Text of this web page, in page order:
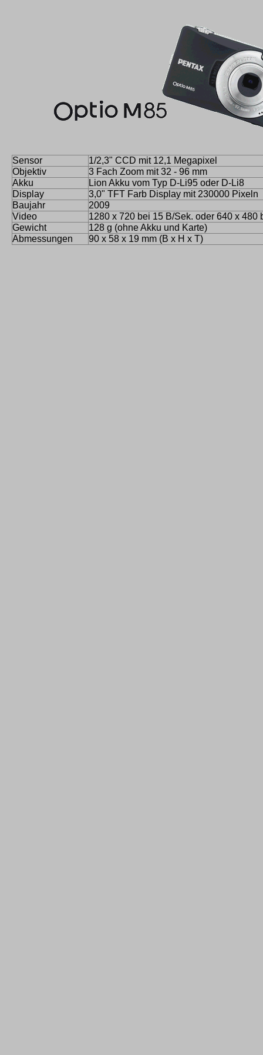
Sensor
1/2,3" CCD mit 12,1 Megapixel
Objektiv
3 Fach Zoom mit 32 - 96 mm
Akku
Lion Akku vom Typ D-Li95 oder D-Li8
Display
3,0" TFT Farb Display mit 230000 Pixeln
Baujahr
2009
Video
1280 x 720 bei 15 B/Sek. oder 640 x 480
Gewicht
128 g (ohne Akku und Karte)
Abmessungen
90 x 58 x 19 mm (B x H x T)